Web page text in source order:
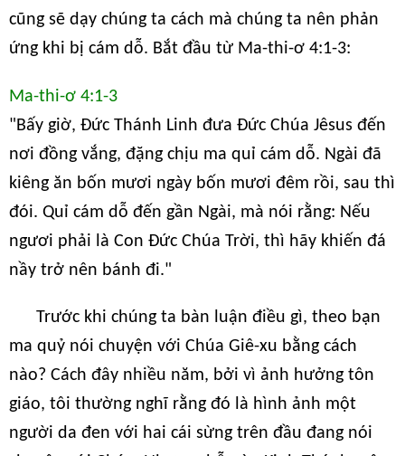
cũng sẽ dạy chúng ta cách mà chúng ta nên phản
ứng khi bị cám dỗ. Bắt đầu từ Ma-thi-ơ 4:1-3:
Ma-thi-ơ 4:1-3
"Bấy giờ, Đức Thánh Linh đưa Đức Chúa Jêsus đến
nơi đồng vắng, đặng chịu ma quỉ cám dỗ. Ngài đã
kiêng ăn bốn mươi ngày bốn mươi đêm rồi, sau thì
đói. Quỉ cám dỗ đến gần Ngài, mà nói rằng: Nếu
ngươi phải là Con Đức Chúa Trời, thì hãy khiến đá
nầy trở nên bánh đi."
Trước khi chúng ta bàn luận điều gì, theo bạn
ma quỷ nói chuyện với Chúa Giê-xu bằng cách
nào? Cách đây nhiều năm, bởi vì ảnh hưởng tôn
giáo, tôi thường nghĩ rằng đó là hình ảnh một
người da đen với hai cái sừng trên đầu đang nói